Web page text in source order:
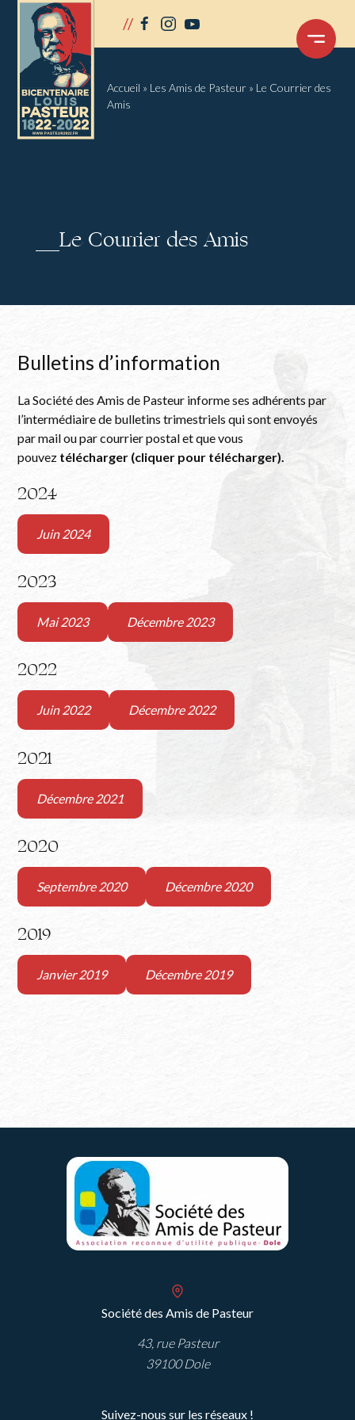
// facebook
instagram
youtube
OUVRIR
MENU
Accueil » Les Amis de Pasteur» Le Courrier des
Amis
Le Courrier des Amis
Bulletins d’information
La Société des Amis de Pasteur informe ses adhérents par
l’intermédiaire de bulletins trimestriels qui sont envoyés
par mail ou par courrier postal et que vous
pouvez télécharger (cliquer pour télécharger).
2024
Juin 2024
2023
Mai 2023 Décembre 2023
2022
Juin 2022 Décembre 2022
2021
Décembre 2021
2020
Septembre 2020 Décembre 2020
2019
Janvier 2019 Décembre 2019
Société des Amis de Pasteur
43, rue Pasteur
39100 Dole
Suivez-nous sur les réseaux !
Panneau de gestion des cookies